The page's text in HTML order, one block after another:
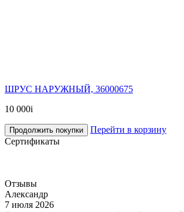
ШРУС НАРУЖНЫЙ, 36000675
10 000i
Продолжить покупки
Перейти в корзину
Сертификаты
Отзывы
Александр
7 июля 2026